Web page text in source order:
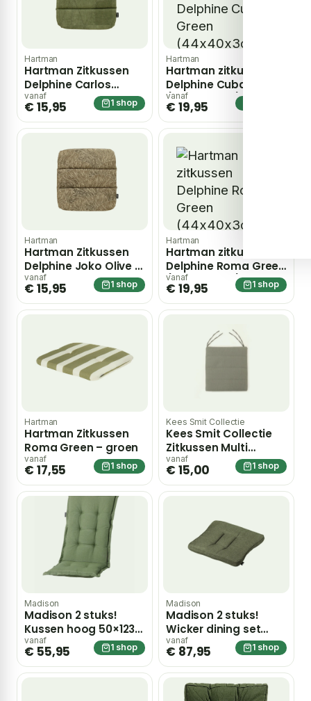
Hartman
Hartman Zitkussen
Delphine Carlos
Green – groen
vanaf
€ 15,95 1 shop
Hartman
Hartman zitkussen
Delphine Cuba Green
(44x40x3cm) –
Groen
vanaf
€ 19,95
Hartman
Hartman Zitkussen
Delphine Joko Olive –
groen
vanaf
€ 15,95 1 shop
Hartman
Hartman zitkussen
Delphine Roma Green
(44x40x3cm) –
Groen
vanaf
€ 19,95 1 shop
Hartman
Hartman Zitkussen
Roma Green – groen
vanaf
€ 17,55 1 shop
Kees Smit Collectie
Kees Smit Collectie
Zitkussen Multi
45x48cm – Groen
vanaf
€ 15,00 1 shop
Madison
Madison 2 stuks!
Kussen hoog 50×123
Panama salie – groen
vanaf
€ 55,95 1 shop
Madison
Madison 2 stuks!
Wicker dining set
profi-line outdoor
Manchester green –
groen
vanaf
€ 87,95 1 shop